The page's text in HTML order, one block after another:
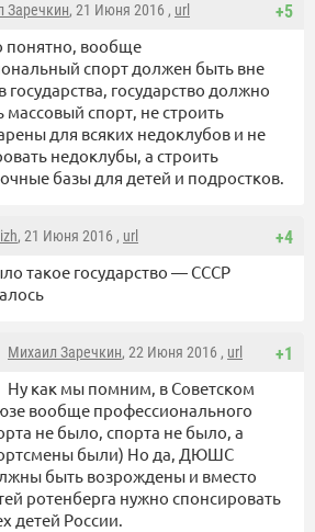
+5
Заречкин, 21 Июня 2016 , url
понятно, вообще
спорт должен быть вне
государства, государство должно
массовый спорт, не строить
для всяких недоклубов и не
недоклубы, а строить
базы для детей и подростков.
+4
, 21 Июня 2016 , url
такое государство — СССР
+1
Михаил Заречкин, 22 Июня 2016 , url
Ну как мы помним, в Советском
вообще профессионального
не было, спорта не было, а
были) Но да, ДЮШС
быть возрождены и вместо
ротенберга нужно спонсировать
детей России.